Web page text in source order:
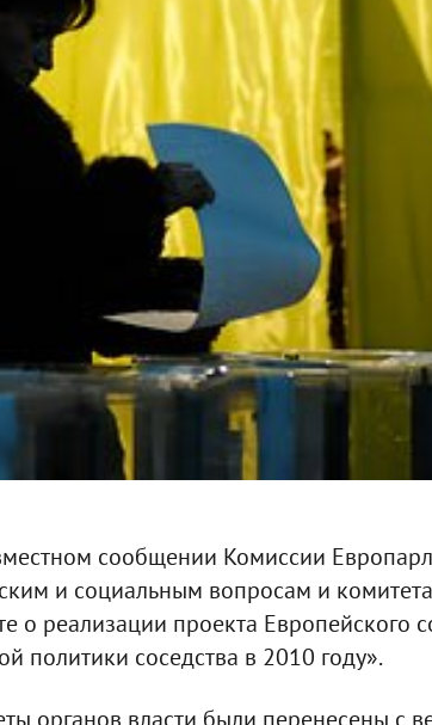
сообщении Комиссии
и социальным вопросам и
о реализации проекта Европейского
политики соседства в 2010 году».
органов власти были перенесены с